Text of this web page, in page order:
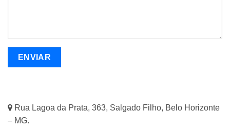
Rua Lagoa da Prata, 363, Salgado Filho, Belo Horizonte
– MG.